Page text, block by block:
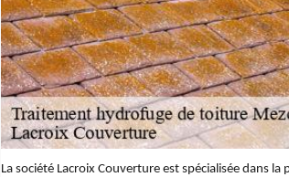
La société Lacroix Couverture est spécialisée dans la